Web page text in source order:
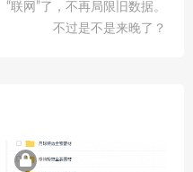
“联网”了，不再局限旧数据。
不过是不是来晚了？